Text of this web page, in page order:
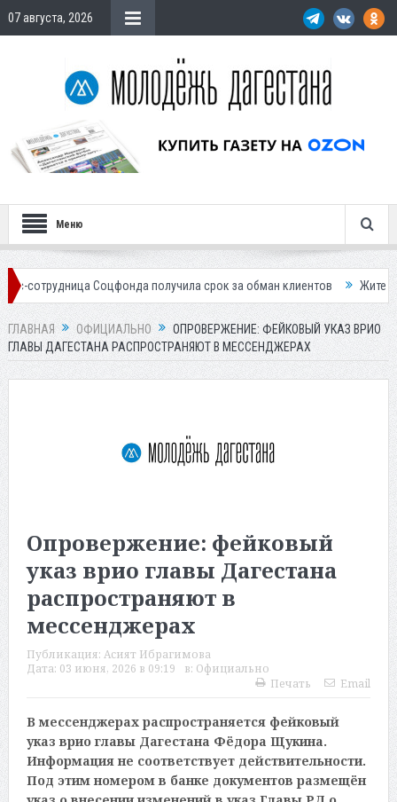
07 августа, 2026
Меню
Соцфонда получила срок за обман клиентов Жителей
ГЛАВНАЯ ОФИЦИАЛЬНО
ОПРОВЕРЖЕНИЕ: ФЕЙКОВЫЙ УКАЗ ВРИО
ГЛАВЫ ДАГЕСТАНА РАСПРОСТРАНЯЮТ В МЕССЕНДЖЕРАХ
Опровержение: фейковый
указ врио главы Дагестана
распространяют в
мессенджерах
Публикация: Асият Ибрагимова
Дата: 03 июня, 2026 в 09:19 в: Официально
Печать
Email
В мессенджерах распространяется фейковый
указ врио главы Дагестана Фёдора Щукина.
Информация не соответствует действительности.
Под этим номером в банке документов размещён